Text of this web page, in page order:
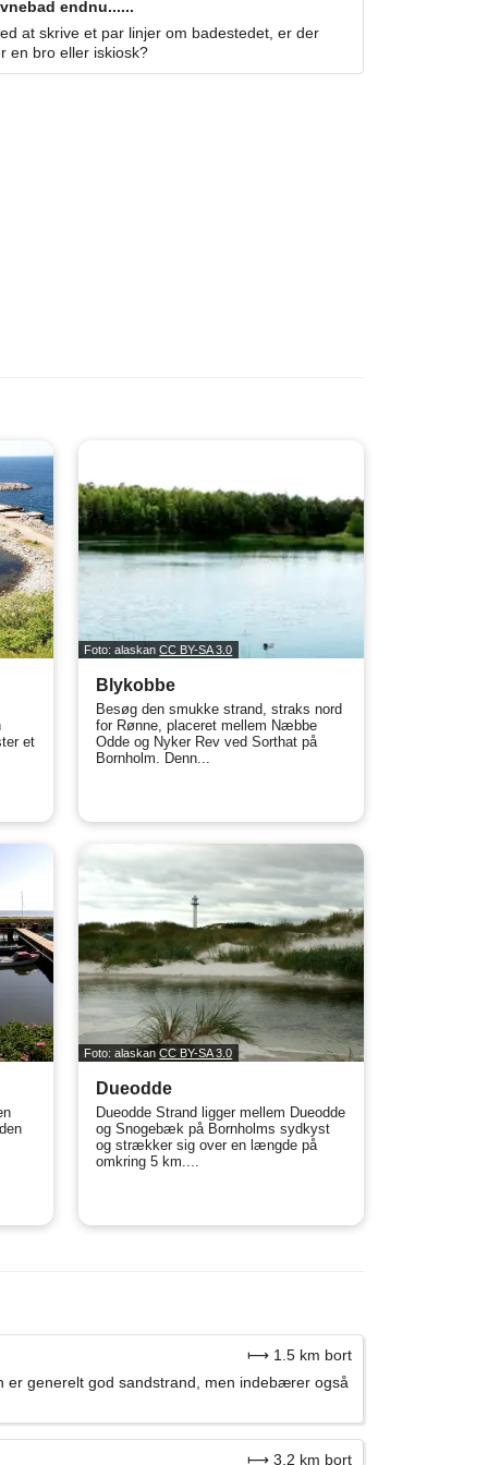
endnu......
at skrive et par linjer om badestedet, er der
en bro eller iskiosk?
et
Foto: alaskanCC BY-SA 3.0
Blykobbe
Besøg den smukke strand, straks nord
for Rønne, placeret mellem Næbbe
Odde og Nyker Rev ved Sorthat på
Bornholm. Denn...
Foto: alaskanCC BY-SA 3.0
Dueodde
Dueodde Strand ligger mellem Dueodde
og Snogebæk på Bornholms sydkyst
og strækker sig over en længde på
omkring 5 km....
⟼ 1.5 km bort
er generelt god sandstrand, men indebærer også
⟼ 3.2 km bort